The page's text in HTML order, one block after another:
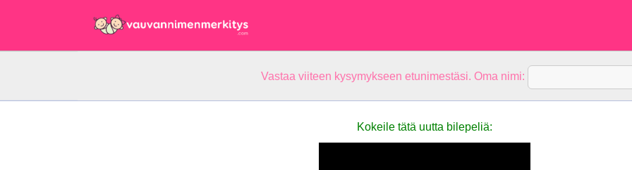
Vastaa viiteen kysymykseen etunimestäsi. Oma nimi:
Kokeile tätä uutta bilepeliä: